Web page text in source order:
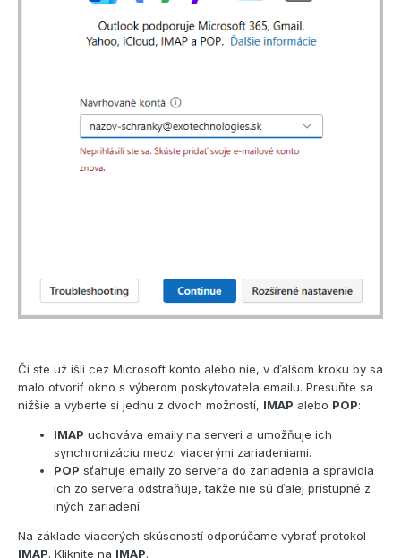
Či ste už išli cez Microsoft konto alebo nie, v ďalšom kroku by sa
malo otvoriť okno s výberom poskytovateľa emailu. Presuňte sa
nižšie a vyberte si jednu z dvoch možností, IMAP alebo POP:
IMAP uchováva emaily na serveri a umožňuje ich
synchronizáciu medzi viacerými zariadeniami.
POP sťahuje emaily zo servera do zariadenia a spravidla
ich zo servera odstraňuje, takže nie sú ďalej prístupné z
iných zariadení.
Na základe viacerých skúseností odporúčame vybrať protokol
IMAP. Kliknite na IMAP.